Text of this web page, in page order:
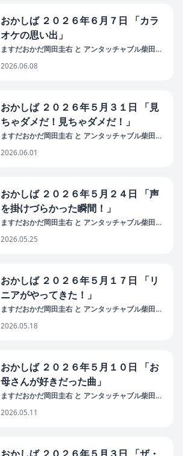
おかしば ２０２６年６月７日 「カラ
オケの思い出」
ますだおかだ岡田圭右 と アンタッチャブル柴田英
2026.06.08
おかしば ２０２６年５月３１日 「見
ちゃダメだ！見ちゃダメだ！」
ますだおかだ岡田圭右 と アンタッチャブル柴田英
2026.06.01
おかしば ２０２６年５月２４日 「声
を掛けづらかった瞬間！」
ますだおかだ岡田圭右 と アンタッチャブル柴田英
2026.05.25
おかしば ２０２６年５月１７日 「リ
ニアがやってきた！」
ますだおかだ岡田圭右 と アンタッチャブル柴田英
2026.05.18
おかしば ２０２６年５月１０日 「お
母さんが好きだった曲」
ますだおかだ岡田圭右 と アンタッチャブル柴田英
2026.05.11